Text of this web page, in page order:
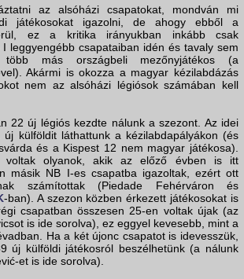
az alsóházi csapatokat, mondván mi
játékosokat igazolni, de ahogy ebből a
ez a kritika irányukban inkább csak
leggyengébb csapataiban idén és tavaly sem
több más országbeli mezőnyjátékos (a
Akármi is okozza a magyar kézilabdázás
nem az alsóházi légiósok számában kell
22 új légiós kezdte nálunk a szezont. Az idei
új külföldit láthattunk a kézilabdapályákon (és
és a Kispest 12 nem magyar játékosa).
voltak olyanok, akik az előző évben is itt
másik NB I-es csapatba igazoltak, ezért ott
számítottak (Piedade Fehérváron és
-ban). A szezon közben érkezett játékosokat is
csapatban összesen 25-en voltak újak (az
is ide sorolva), ez eggyel kevesebb, mint a
Ha a két újonc csapatot is idevesszük,
új külföldi játékosról beszélhetünk (a nálunk
et is ide sorolva).